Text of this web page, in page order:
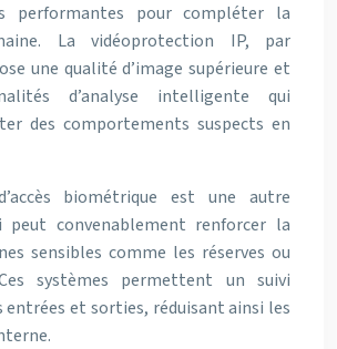
performantes pour compléter la
La vidéoprotection IP, par
une qualité d’image supérieure et
d’analyse intelligente qui
des comportements suspects en
biométrique est une autre
peut convenablement renforcer la
sensibles comme les réserves ou
systèmes permettent un suivi
entrées et sorties, réduisant ainsi les